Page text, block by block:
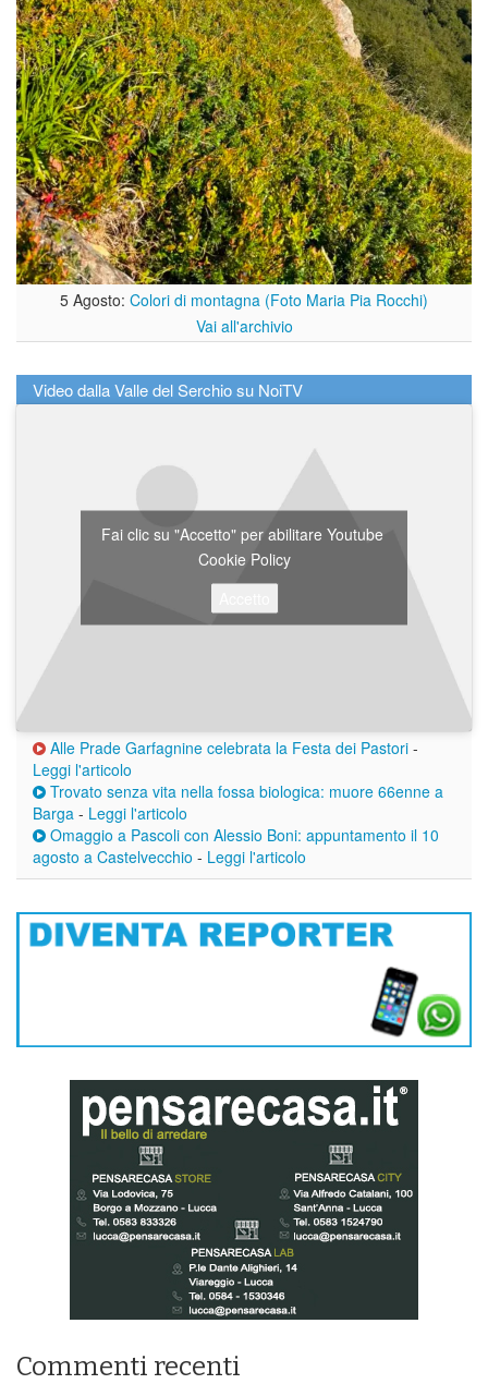
5 Agosto: Colori di montagna (Foto Maria Pia Rocchi)
Vai all'archivio
Video dalla Valle del Serchio su NoiTV
Fai clic su "Accetto" per abilitare Youtube
Cookie Policy
Alle Prade Garfagnine celebrata la Festa dei Pastori -
Leggi l'articolo
Trovato senza vita nella fossa biologica: muore 66enne a
Barga - Leggi l'articolo
Omaggio a Pascoli con Alessio Boni: appuntamento il 10
agosto a Castelvecchio - Leggi l'articolo
Commenti recenti